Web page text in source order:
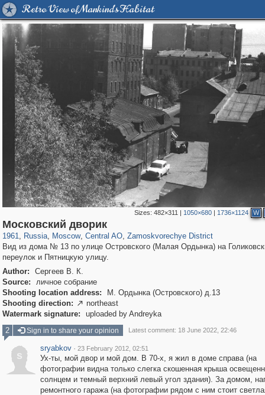
Retro View of Mankind's Habitat
Sizes:482×311 | 1050×680 | 1736×1124 W
Московский дворик
1961, Russia
1,405,783 29,243
, Moscow
319,716 8,286
, Central AO
159,930 5,916
, Zamoskvorechye District
Вид из дома № 13 по улице Островского (Малая Ордынка) на
переулок и Пятницкую улицу.
Author:
Сергеев В. К.
Source:
личное собрание
Shooting location address:
М. Ордынка (Островского) д.13
Shooting direction:  northeast
Watermark signature:
uploaded by Andreyka
2
Sign in to share your opinion Latest comment: 18 June 2022, 22:46
s
sryabkov · 23 February 2012, 02:51
Ух-ты, мой двор и мой дом. В 70-х, я жил в доме справа (на
фотографии видна только слегка скошенная крыша
солнцем и темный верхний левый угол здания). За домом,
ремонтного гаража (на фотографии рядом с ним стоит